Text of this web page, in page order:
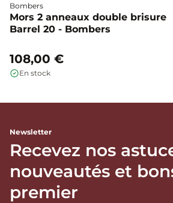
Bombers
Mors 2 anneaux double brisure
Barrel 20 - Bombers
108,00 €
En stock
Newsletter
Recevez nos
nouveautés et
premier